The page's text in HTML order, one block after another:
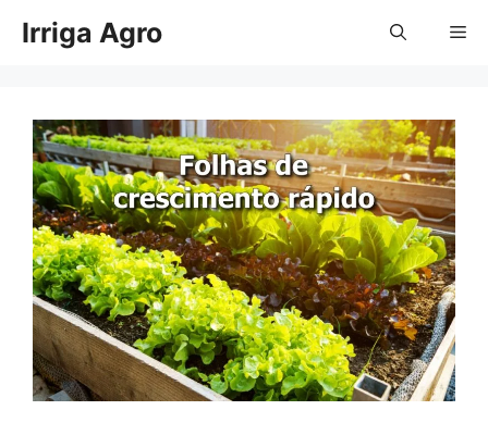
paraIrriga Agro